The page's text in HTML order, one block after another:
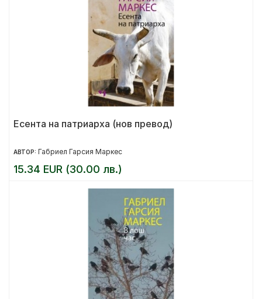
Есента на патриарха (нов превод)
АВТОР: Габриел Гарсия Маркес
15.34 EUR (30.00 лв.)